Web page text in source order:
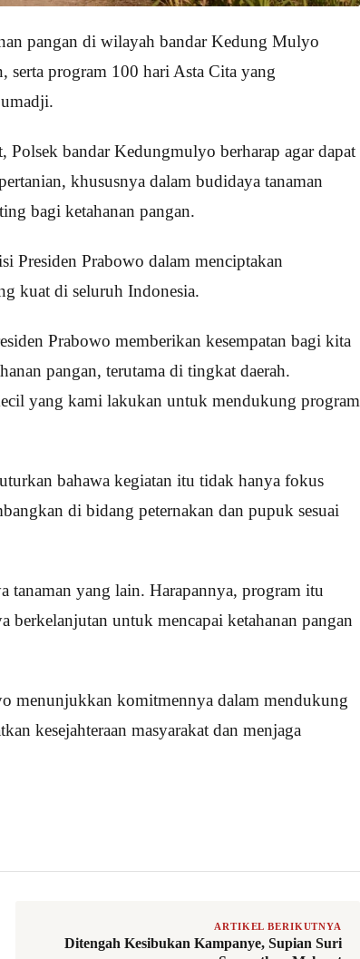
pangan di wilayah bandar Kedung Mulyo
serta program 100 hari Asta Cita yang
Polsek bandar Kedungmulyo berharap agar dapat
khususnya dalam budidaya tanaman
bagi ketahanan pangan.
Presiden Prabowo dalam menciptakan
kuat di seluruh Indonesia.
Prabowo memberikan kesempatan bagi kita
pangan, terutama di tingkat daerah.
yang kami lakukan untuk mendukung program
bahawa kegiatan itu tidak hanya fokus
di bidang peternakan dan pupuk sesuai
tanaman yang lain. Harapannya, program itu
berkelanjutan untuk mencapai ketahanan pangan
menunjukkan komitmennya dalam mendukung
kesejahteraan masyarakat dan menjaga
ARTIKEL BERIKUTNYA
Ditengah Kesibukan Kampanye, Supian Suri